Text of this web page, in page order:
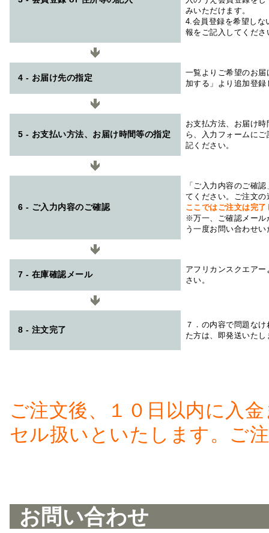
みいただけます。
4.会員登録を希望しな
報をご記入してくださ
4 - お届け先の指定
一覧よりご希望のお
加する」より追加登
5 - お支払い方法、お届け時間等の指定
お支払方法、お届け
ら、入力フォームに
記ください。
6 - ご入力内容のご確認
「ご入力内容のご確
てください。ご注文
ここではご注文は完
※万一、ご確認メール
う一度お問い合わせ
7 - 在庫確認メール
アフリカンスクエアー
さい。
8 - 注文完了
７．の内容で問題な
た方は、即発送いたし
ご注文後、１０日以内に入
セル扱いといたします。ご
お問い合わせ